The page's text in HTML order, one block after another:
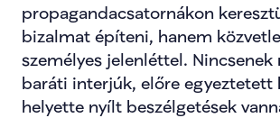
propagandacsatornákon
bizalmat építeni, hanem
személyes jelenléttel.
baráti interjúk, előre egyeztetett
helyette nyílt beszélgetések